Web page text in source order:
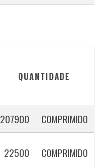
QUANTIDADE
207900
COMPRIMIDO
22500 COMPRIMIDO